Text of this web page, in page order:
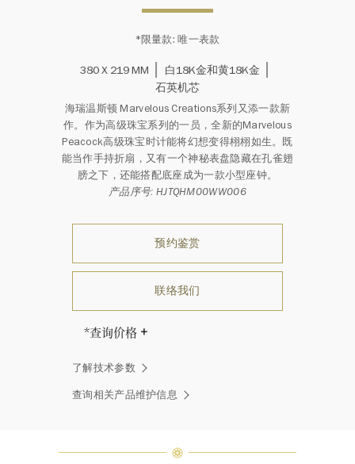
*限量款: 唯一表款
380 X 219 MM
白18K金和黄18K金
石英机芯
海瑞温斯顿 Marvelous Creations系列又添一款新
作。作为高级珠宝系列的一员，全新的Marvelous
Peacock高级珠宝时计能将幻想变得栩栩如生。既
能当作手持折扇，又有一个神秘表盘隐藏在孔雀翅
膀之下，还能搭配底座成为一款小型座钟。
产品序号: HJTQHM00WW006
预约鉴赏
联络我们
*查询价格
有两颗相同的钻石。” 海瑞温斯顿的
每一件高级珠宝作品也是如此：每个
宝石皆与众不同而采用独特镶嵌方
了解技术参数
查询相关产品维护信息